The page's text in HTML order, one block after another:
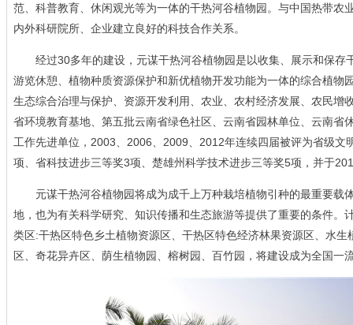
范、科普教育、休闲观光等为一体的干热河谷植物园。与中国热带农
内外科研院所、企业建立良好的科技合作关系。
经过30多年的建设，元谋干热河谷植物园是以收集、展示和保存
游览休憩、植物种质资源保护和新优植物开发功能为一体的综合植物
生态综合治理与保护、资源开发利用、农业、农村经济发展、农民增
省环境教育基地、第五批云南省绿色社区、云南省园林单位、云南省
工作先进单位，2003、2006、2009、2012年连续四届被评为省级文
项、省科技进步三等奖3项、楚雄州科学技术进步三等奖5项，并于
元谋干热河谷植物园将成为成千上万种栽培植物引种的最重要载
地，也为有关科学研究、知识传播和生态旅游等提供了重要的条件。
类区:干热区特色乡土植物资源区、干热区特色经济林果资源区、水
区、奇花异卉区、荫生植物园、榕树园、百竹园，将建设成为全国一